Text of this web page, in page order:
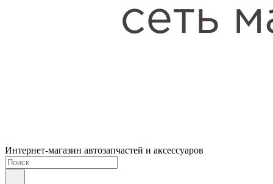
Интернет-магазин автозапчастей и аксессуаров